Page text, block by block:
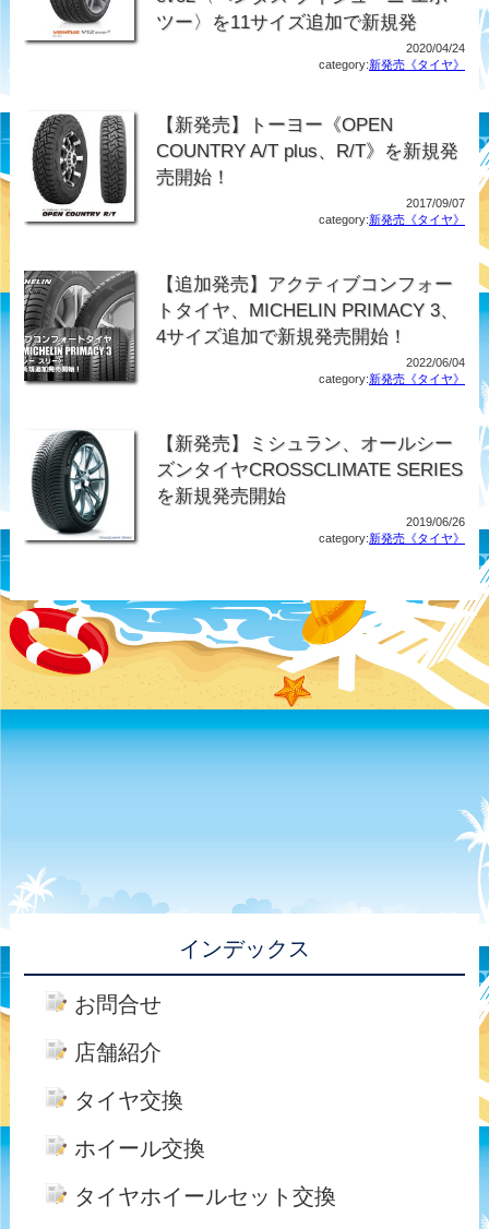
ツー〉を11サイズ追加で新規発
2020/04/24
category:新発売《タイヤ》
【新発売】トーヨー《OPEN
COUNTRY A/T plus、R/T》を新規発
売開始！
2017/09/07
category:新発売《タイヤ》
【追加発売】アクティブコンフォー
トタイヤ、MICHELIN PRIMACY 3、
4サイズ追加で新規発売開始！
2022/06/04
category:新発売《タイヤ》
【新発売】ミシュラン、オールシー
ズンタイヤCROSSCLIMATE SERIES
を新規発売開始
2019/06/26
category:新発売《タイヤ》
インデックス
お問合せ
店舗紹介
タイヤ交換
ホイール交換
タイヤホイールセット交換